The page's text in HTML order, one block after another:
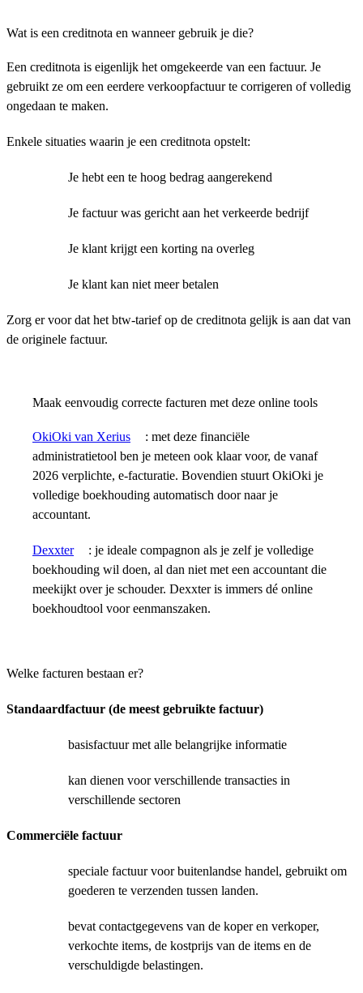
Wat is een creditnota en wanneer gebruik je die?
Een creditnota is eigenlijk het omgekeerde van een factuur. Je
gebruikt ze om een eerdere verkoopfactuur te corrigeren of volledig
ongedaan te maken.
Enkele situaties waarin je een creditnota opstelt:
Je hebt een te hoog bedrag aangerekend
Je factuur was gericht aan het verkeerde bedrijf
Je klant krijgt een korting na overleg
Je klant kan niet meer betalen
Zorg er voor dat het btw-tarief op de creditnota gelijk is aan dat van
de originele factuur.
Maak eenvoudig correcte facturen met deze online tools
OkiOki van Xerius
: met deze financiële
administratietool ben je meteen ook klaar voor, de vanaf
2026 verplichte, e-facturatie. Bovendien stuurt OkiOki je
volledige boekhouding automatisch door naar je
accountant.
Dexxter
: je ideale compagnon als je zelf je volledige
boekhouding wil doen, al dan niet met een accountant die
meekijkt over je schouder. Dexxter is immers dé online
boekhoudtool voor eenmanszaken.
Welke facturen bestaan er?
Standaardfactuur (de meest gebruikte factuur)
basisfactuur met alle belangrijke informatie
kan dienen voor verschillende transacties in
verschillende sectoren
Commerciële factuur
speciale factuur voor buitenlandse handel, gebruikt om
goederen te verzenden tussen landen.
bevat contactgegevens van de koper en verkoper,
verkochte items, de kostprijs van de items en de
verschuldigde belastingen.